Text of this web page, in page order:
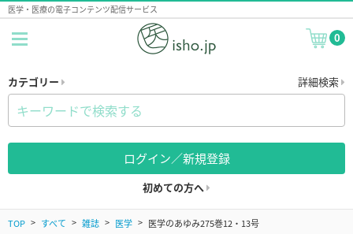
医学・医療の電子コンテンツ配信サービス
0
カテゴリー 詳細検索
ログイン／新規登録
初めての方へ
TOP すべて 雑誌 医学 医学のあゆみ275巻12・13号